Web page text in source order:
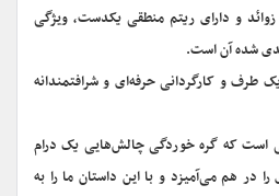
زوائد و دارای ریتم منطقی یکدست، ویژگی
شده آن است.
طرف و کارگردانی حرفه‌ای و شرافتمندانه
است که گره خوردگی چالش‌هایی یک درام
در هم می‌آمیزد و با این داستان ما را به